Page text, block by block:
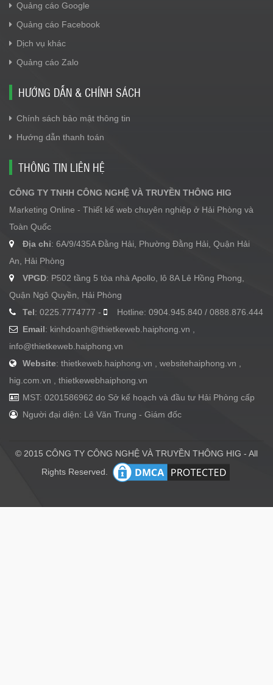
Quảng cáo Google
Quảng cáo Facebook
Dịch vụ khác
Quảng cáo Zalo
HƯỚNG DẪN & CHÍNH SÁCH
Chính sách bảo mật thông tin
Hướng dẫn thanh toán
THÔNG TIN LIÊN HỆ
CÔNG TY TNHH CÔNG NGHỆ VÀ TRUYỀN THÔNG HIG
Marketing Online - Thiết kế web chuyên nghiệp ở Hải Phòng và
Toàn Quốc
Địa chỉ: 6A/9/435A Đằng Hải, Phường Đằng Hải, Quận Hải
An, Hải Phòng
VPGD: P502 tầng 5 tòa nhà Apollo, lô 8A Lê Hồng Phong,
Quận Ngô Quyền, Hải Phòng
Tel: 0225.7774777 -
Hotline: 0904.945.840 / 0888.876.444
Email: kinhdoanh@thietkeweb.haiphong.vn ,
info@thietkeweb.haiphong.vn
Website: thietkeweb.haiphong.vn , websitehaiphong.vn ,
hig.com.vn , thietkewebhaiphong.vn
MST: 0201586962 do Sở kế hoạch và đầu tư Hải Phòng cấp
Người đại diện: Lê Văn Trung - Giám đốc
© 2015 CÔNG TY CÔNG NGHỆ VÀ TRUYỀN THÔNG HIG - All
Rights Reserved.